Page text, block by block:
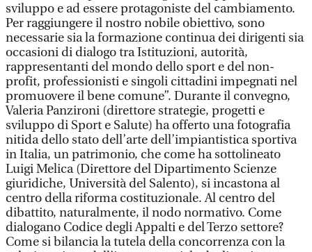
sviluppo e ad essere protagoniste del cambiamento.
Per raggiungere il nostro nobile obiettivo, sono
necessarie sia la formazione continua dei dirigenti sia
occasioni di dialogo tra Istituzioni, autorità,
rappresentanti del mondo dello sport e del non-
profit, professionisti e singoli cittadini impegnati nel
promuovere il bene comune”. Durante il convegno,
Valeria Panzironi (direttore strategie, progetti e
sviluppo di Sport e Salute) ha offerto una fotografia
nitida dello stato dell’arte dell’impiantistica sportiva
in Italia, un patrimonio, che come ha sottolineato
Luigi Melica (Direttore del Dipartimento Scienze
giuridiche, Università del Salento), si incastona al
centro della riforma costituzionale. Al centro del
dibattito, naturalmente, il nodo normativo. Come
dialogano Codice degli Appalti e del Terzo settore?
Come si bilancia la tutela della concorrenza con la